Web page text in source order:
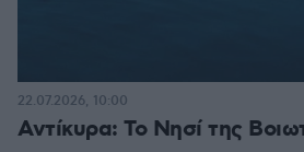
Αντίκυρα: Το Νησί της
22.07.2026, 10:00